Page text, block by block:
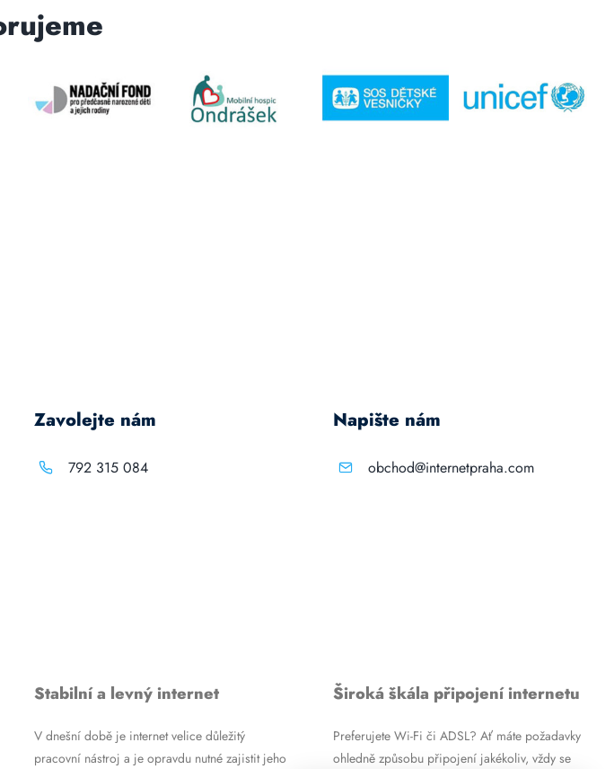
Zavolejte nám
792 315 084
Napište nám
obchod@internetpraha.com
Stabilní a levný internet
V dnešní době je internet velice důležitý
pracovní nástroj a je opravdu nutné zajistit jeho
Široká škála připojení internetu
Preferujete Wi-Fi či ADSL? Ať máte požadavky
ohledně způsobu připojení jakékoliv, vždy se